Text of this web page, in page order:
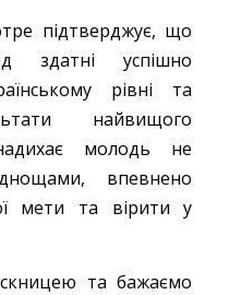
підтверджує, що
здатні успішно
рівні та
найвищого
молодь не
впевнено
мети та вірити у
та бажаємо